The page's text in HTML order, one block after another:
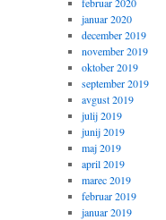
januar 2020
december 2019
november 2019
oktober 2019
september 2019
avgust 2019
julij 2019
junij 2019
maj 2019
april 2019
marec 2019
februar 2019
januar 2019